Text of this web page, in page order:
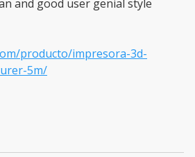
and good user genial style
producto/impresora-3d-
5m/